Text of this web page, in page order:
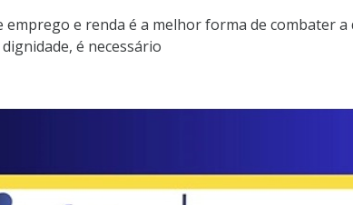
e renda é a melhor forma de combater a
é necessário